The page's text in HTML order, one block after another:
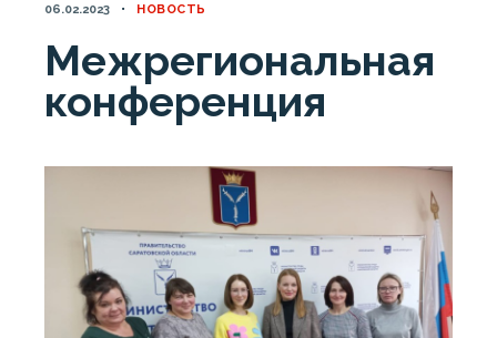
06.02.2023 НОВОСТЬ
Межрегиональная
конференция